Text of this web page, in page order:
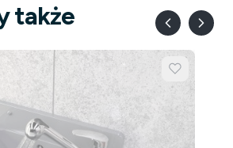
także